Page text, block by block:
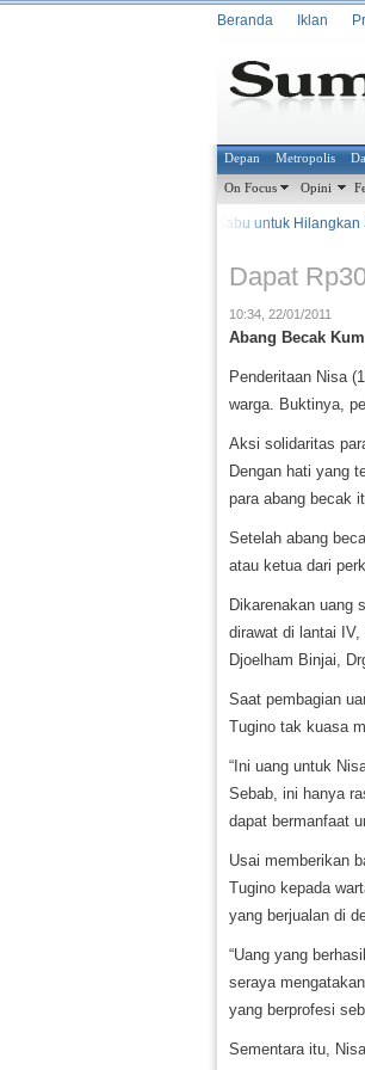
Beranda Iklan
Depan Metropolis
On Focus Opini
Isap Sabu untuk Hilangkan
Dapat
10:34, 22/01/2011
Abang Becak
Penderitaan Nisa
warga. Buktinya,
Aksi solidaritas
Dengan hati yang
para abang becak
Setelah abang
atau ketua dari
Dikarenakan uang
dirawat di lantai
Djoelham Binjai,
Saat pembagian
Tugino tak kuasa
“Ini uang untuk
Sebab, ini hanya
dapat bermanfaat
Usai memberikan
Tugino kepada
yang berjualan di
“Uang yang
seraya
yang berprofesi
Sementara itu,